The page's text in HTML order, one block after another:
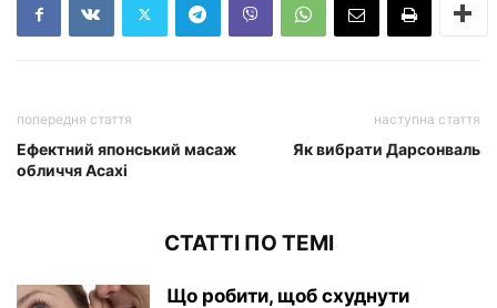
попередня стаття
Ефектний японський масаж
обличчя Асахі
наступна стаття
Як вибрати Дарсонваль
СТАТТІ ПО ТЕМІ
Що робити, щоб схуднути